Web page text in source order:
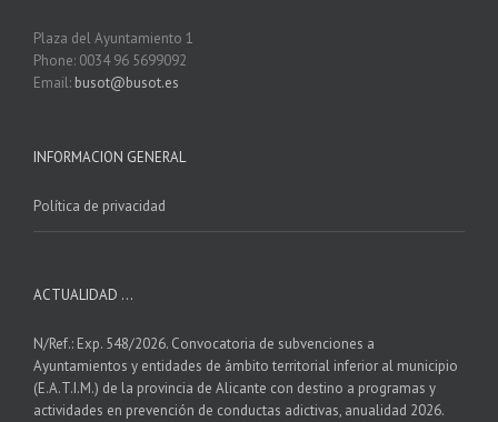
Plaza del Ayuntamiento 1
Phone: 0034 96 5699092
Email: busot@busot.es
INFORMACION GENERAL
Política de privacidad
ACTUALIDAD …
N/Ref.: Exp. 548/2026. Convocatoria de subvenciones a
Ayuntamientos y entidades de ámbito territorial inferior al municipio
(E.A.T.I.M.) de la provincia de Alicante con destino a programas y
actividades en prevención de conductas adictivas, anualidad 2026.